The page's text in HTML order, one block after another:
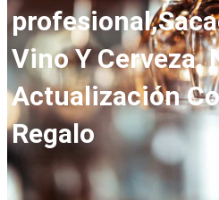
Vino Y Cerveza,
Actualización
Regalo